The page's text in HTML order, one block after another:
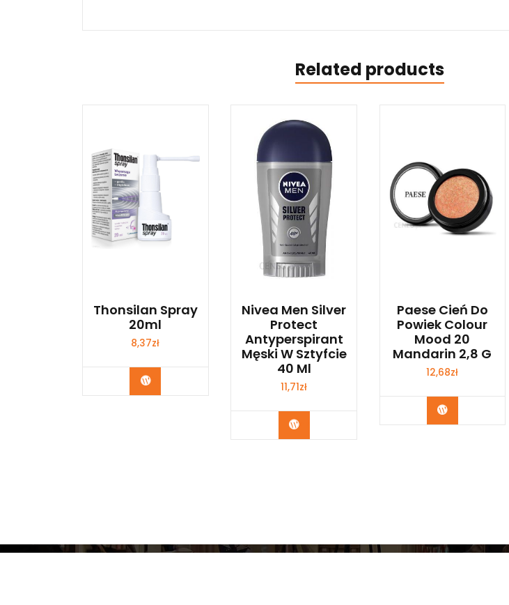
Related products
Thonsilan Spray
20ml
8,37zł
Zobacz
Nivea Men Silver
Protect
Antyperspirant
Męski W Sztyfcie
40 Ml
11,71zł
Zobacz
Paese Cień Do
Powiek Colour
Mood 20
Mandarin 2,8 G
12,68zł
Zobacz